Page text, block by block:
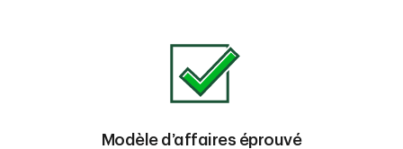
Modèle d’affaires éprouvé